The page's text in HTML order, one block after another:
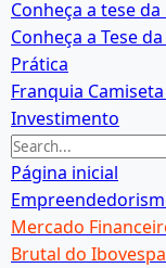
Conheça a tese da
Conheça a Tese
Prática
Franquia
Investimento
Página inicial
Mercado
Brutal do